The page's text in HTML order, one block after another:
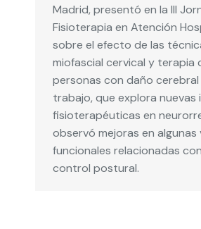
Madrid, presentó en la III
Fisioterapia en Atención
sobre el efecto de las
miofascial cervical y terapia
personas con daño
trabajo, que explora nuevas
fisioterapéuticas en
observó mejoras en algunas
funcionales relacionadas
control postural.